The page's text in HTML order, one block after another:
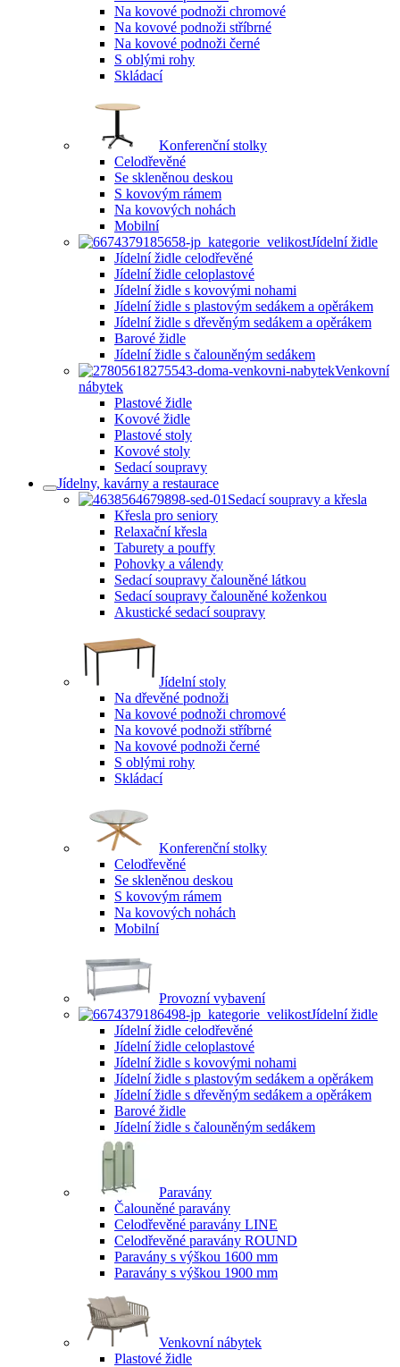
Na kovové podnoži chromové
Na kovové podnoži stříbrné
Na kovové podnoži černé
S oblými rohy
Skládací
Konferenční stolky
Celodřevěné
Se skleněnou deskou
S kovovým rámem
Na kovových nohách
Mobilní
Jídelní židle
Jídelní židle celodřevěné
Jídelní židle celoplastové
Jídelní židle s kovovými nohami
Jídelní židle s plastovým sedákem a opěrákem
Jídelní židle s dřevěným sedákem a opěrákem
Barové židle
Jídelní židle s čalouněným sedákem
Venkovní
nábytek
Plastové židle
Kovové židle
Plastové stoly
Kovové stoly
Sedací soupravy
Jídelny, kavárny a restaurace
Sedací soupravy a křesla
Křesla pro seniory
Relaxační křesla
Taburety a pouffy
Pohovky a válendy
Sedací soupravy čalouněné látkou
Sedací soupravy čalouněné koženkou
Akustické sedací soupravy
Jídelní stoly
Na dřevěné podnoži
Na kovové podnoži chromové
Na kovové podnoži stříbrné
Na kovové podnoži černé
S oblými rohy
Skládací
Konferenční stolky
Celodřevěné
Se skleněnou deskou
S kovovým rámem
Na kovových nohách
Mobilní
Provozní vybavení
Jídelní židle
Jídelní židle celodřevěné
Jídelní židle celoplastové
Jídelní židle s kovovými nohami
Jídelní židle s plastovým sedákem a opěrákem
Jídelní židle s dřevěným sedákem a opěrákem
Barové židle
Jídelní židle s čalouněným sedákem
Paravány
Čalouněné paravány
Celodřevěné paravány LINE
Celodřevěné paravány ROUND
Paravány s výškou 1600 mm
Paravány s výškou 1900 mm
Venkovní nábytek
Plastové židle